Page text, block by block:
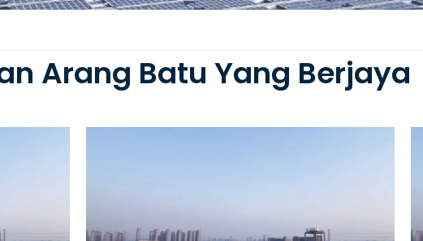
Arang Batu Yang Berjaya